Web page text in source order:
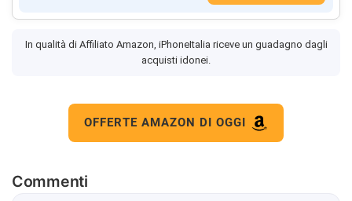
In qualità di Affiliato Amazon, iPhoneItalia riceve un guadagno dagli
acquisti idonei.
OFFERTE AMAZON DI OGGI
Commenti